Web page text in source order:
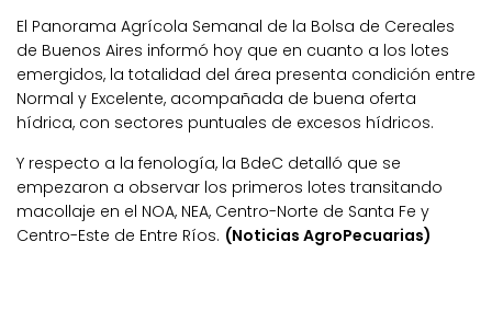
El Panorama Agrícola Semanal de la Bolsa de Cereales
de Buenos Aires informó hoy que en cuanto a los lotes
emergidos, la totalidad del área presenta condición entre
Normal y Excelente, acompañada de buena oferta
hídrica, con sectores puntuales de excesos hídricos.
Y respecto a la fenología, la BdeC detalló que se
empezaron a observar los primeros lotes transitando
macollaje en el NOA, NEA, Centro-Norte de Santa Fe y
Centro-Este de Entre Ríos. (Noticias AgroPecuarias)